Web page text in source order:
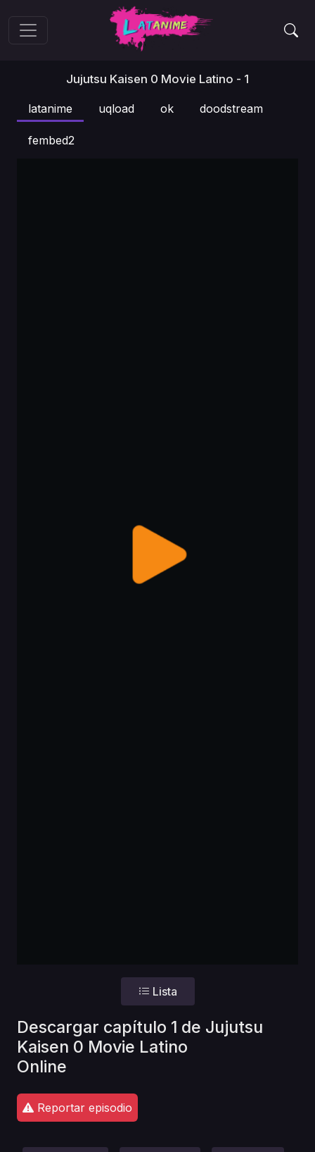
Jujutsu Kaisen 0 Movie Latino - 1
latanime uqload ok doodstream
fembed2
Lista
Descargar capítulo 1 de Jujutsu
Kaisen 0 Movie Latino
Online
Reportar episodio